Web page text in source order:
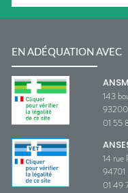
EN ADÉQUATION AVEC
ANSM
143
93200
01 55
14 rue
94701
01 49